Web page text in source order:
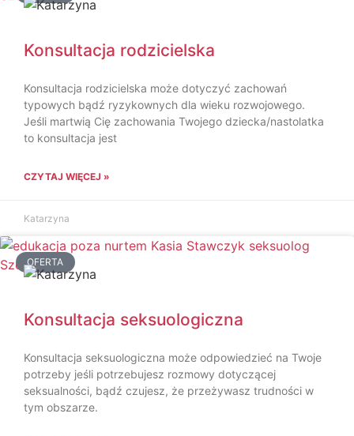
Konsultacja rodzicielska
Konsultacja rodzicielska może dotyczyć zachowań
typowych bądź ryzykownych dla wieku rozwojowego.
Jeśli martwią Cię zachowania Twojego dziecka/nastolatka
to konsultacja jest
CZYTAJ WIĘCEJ »
Katarzyna
OFERTA
Konsultacja seksuologiczna
Konsultacja seksuologiczna może odpowiedzieć na Twoje
potrzeby jeśli potrzebujesz rozmowy dotyczącej
seksualności, bądź czujesz, że przeżywasz trudności w
tym obszarze.